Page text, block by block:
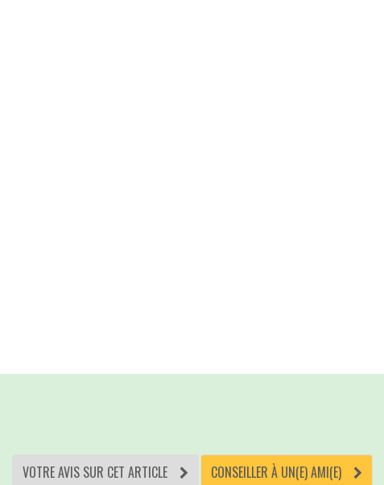
VOTRE AVIS SUR CET ARTICLE CONSEILLER À UN(E) AMI(E)